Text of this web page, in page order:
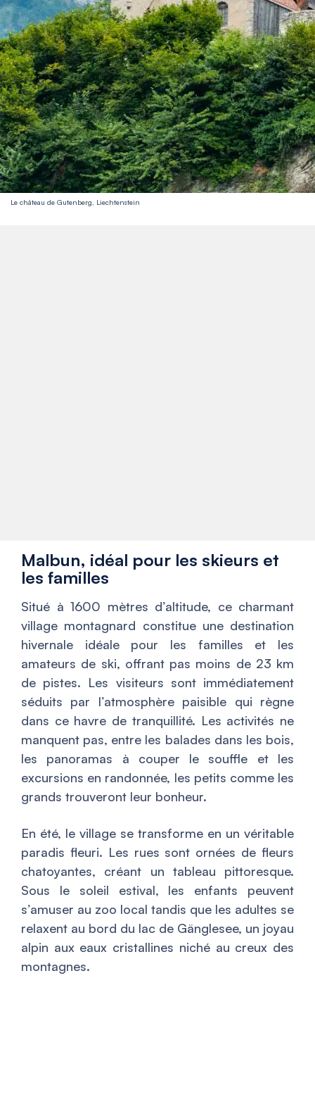
Le château de Gutenberg, Liechtenstein
Malbun, idéal pour les skieurs et
les familles
Situé à 1600 mètres d’altitude, ce charmant
village montagnard constitue une destination
hivernale idéale pour les familles et les
amateurs de ski, offrant pas moins de 23 km
de pistes. Les visiteurs sont immédiatement
séduits par l’atmosphère paisible qui règne
dans ce havre de tranquillité. Les activités ne
manquent pas, entre les balades dans les bois,
les panoramas à couper le souffle et les
excursions en randonnée, les petits comme les
grands trouveront leur bonheur.
En été, le village se transforme en un véritable
paradis fleuri. Les rues sont ornées de fleurs
chatoyantes, créant un tableau pittoresque.
Sous le soleil estival, les enfants peuvent
s’amuser au zoo local tandis que les adultes se
relaxent au bord du lac de Gänglesee, un joyau
alpin aux eaux cristallines niché au creux des
montagnes.